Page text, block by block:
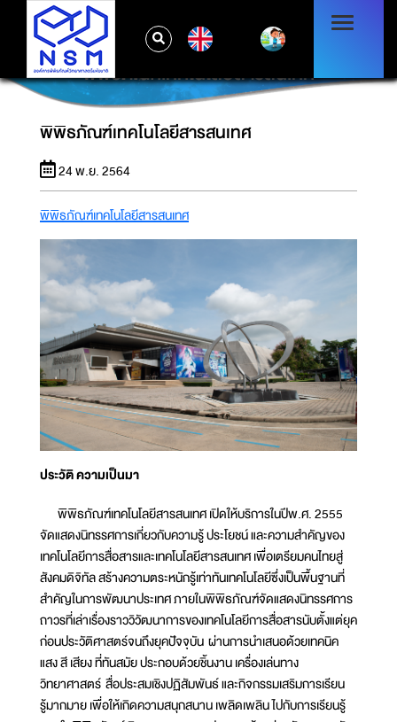
พิพิธภัณฑ์เทคโนโลยีสารสนเทศ
พิพิธภัณฑ์เทคโนโลยีสารสนเทศ
24 พ.ย. 2564
พิพิธภัณฑ์เทคโนโลยีสารสนเทศ
ประวัติ ความเป็นมา
พิพิธภัณฑ์เทคโนโลยีสารสนเทศ เปิดให้บริการในปีพ.ศ. 2555
จัดแสดงนิทรรศการเกี่ยวกับความรู้ ประโยชน์ และความสำคัญของ
เทคโนโลยีการสื่อสารและเทคโนโลยีสารสนเทศ เพื่อเตรียมคนไทยสู่
สังคมดิจิทัล สร้างความตระหนักรู้เท่าทันเทคโนโลยีซึ่งเป็นพื้นฐานที่
สำคัญในการพัฒนาประเทศ ภายในพิพิธภัณฑ์จัดแสดงนิทรรศการ
ถาวรที่เล่าเรื่องราววิวัฒนาการของเทคโนโลยีการสื่อสารนับตั้งแต่ยุค
ก่อนประวัติศาสตร์จนถึงยุคปัจจุบัน ผ่านการนำเสนอด้วยเทคนิค
แสง สี เสียง ที่ทันสมัย ประกอบด้วยชิ้นงาน เครื่องเล่นทาง
วิทยาศาสตร์ สื่อประสมเชิงปฏิสัมพันธ์ และกิจกรรมเสริมการเรียน
รู้มากมาย เพื่อให้เกิดความสนุกสนาน เพลิดเพลิน ไปกับการเรียนรู้